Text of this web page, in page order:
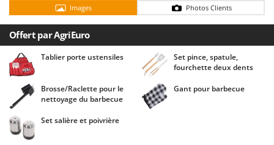
Chaudrons électriques pour polenta
Cisailles à gazon à batterie
Cisailles taille-haies manuelles
Climatiseurs
Compresseurs d'air électriques
Compresseurs pour la récolte des olives et la taille
Coupe-bordures - Trimmers
Coupe-branches
Barbieri
Batavia
Benassi
Beper
Berkel
Bernardi
Bertolini Pumps
Besser Vacuum
Images Photos Clients
Offert par AgriEuro
Tablier porte ustensiles
Set pince, spatule,
fourchette deux dents
Brosse/Raclette pour le
nettoyage du barbecue
Gant pour barbecue
Set salière et poivrière